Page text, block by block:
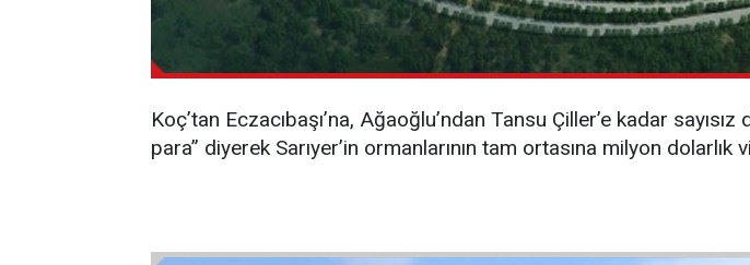
Koç’tan Eczacıbaşı’na, Ağaoğlu’ndan Tansu Çiller’e kadar
para” diyerek Sarıyer’in ormanlarının tam ortasına milyon